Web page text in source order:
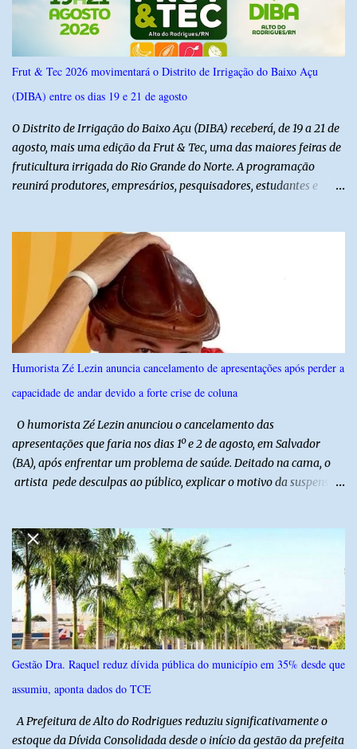
Frut & Tec 2026 movimentará o Distrito de Irrigação do Baixo Açu
(DIBA) entre os dias 19 e 21 de agosto
O Distrito de Irrigação do Baixo Açu (DIBA) receberá, de 19 a 21 de
agosto, mais uma edição da Frut & Tec, uma das maiores feiras de
fruticultura irrigada do Rio Grande do Norte. A programação
reunirá produtores, empresários, pesquisadores, estudantes e
instituições e tecnologias voltadas ao setor. Além das atividades
técnicas, a feira contará com programação cultural. No dia 20 de
agosto, o público poderá prestigiar o show de humor com Mução,
seguido de apresentação musical de Vê Barreto. A Frut & Tec
reforça a importância do Distrito de Irrigação do Baixo Açu como
referência na fruticultura irrigada, promovendo conhecimento,
Humorista Zé Lezin anuncia cancelamento de apresentações após perder a
capacidade de andar devido a forte crise de coluna
O humorista Zé Lezin anunciou o cancelamento das
apresentações que faria nos dias 1º e 2 de agosto, em Salvador
(BA), após enfrentar um problema de saúde. Deitado na cama, o
artista pede desculpas ao público, explicar o motivo da suspensão
impossível viajar e subir ao palco. O comediante contou que
precisou ser levado a um hospital depois de perder a capacidade
de andar normalmente. “Eu não estou conseguindo nem me
levantar direito da cama. É um processo muito dolorido”, relatou o
humorista. Durante o atendimento médico, o humorista foi
diagnosticado com “bico de papagaio” na região da coluna. De
equipe responsável, que acompanha o tratamento. Zé Lezin
afirmou ainda que está passando por um tratamento intenso, com
revelou ...
Gestão Dra. Raquel reduz dívida pública do município em 35% desde que
assumiu, aponta dados do TCE
A Prefeitura de Alto do Rodrigues reduziu significativamente o
estoque da Dívida Consolidada desde o início da gestão da prefeita